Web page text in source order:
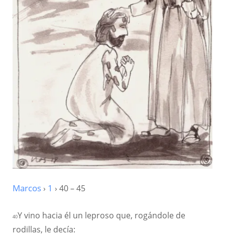
Marcos › 1 › 40 – 45
40Y vino hacia él un leproso que, rogándole de
rodillas, le decía: